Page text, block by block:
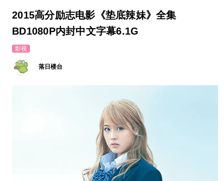
2015高分励志电影《垫底辣妹》全集
BD1080P内封中文字幕6.1G
影视
落日楼台